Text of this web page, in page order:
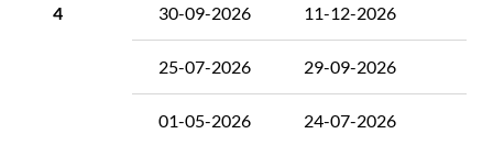
4 30-09-2026 11-12-2026
25-07-2026 29-09-2026
01-05-2026 24-07-2026